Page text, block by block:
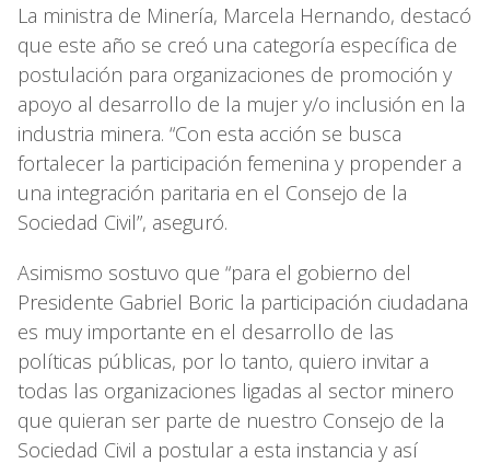
La ministra de Minería, Marcela Hernando, destacó
que este año se creó una categoría específica de
postulación para organizaciones de promoción y
apoyo al desarrollo de la mujer y/o inclusión en la
industria minera. “Con esta acción se busca
fortalecer la participación femenina y propender a
una integración paritaria en el Consejo de la
Sociedad Civil”, aseguró.
Asimismo sostuvo que “para el gobierno del
Presidente Gabriel Boric la participación ciudadana
es muy importante en el desarrollo de las
políticas públicas, por lo tanto, quiero invitar a
todas las organizaciones ligadas al sector minero
que quieran ser parte de nuestro Consejo de la
Sociedad Civil a postular a esta instancia y así